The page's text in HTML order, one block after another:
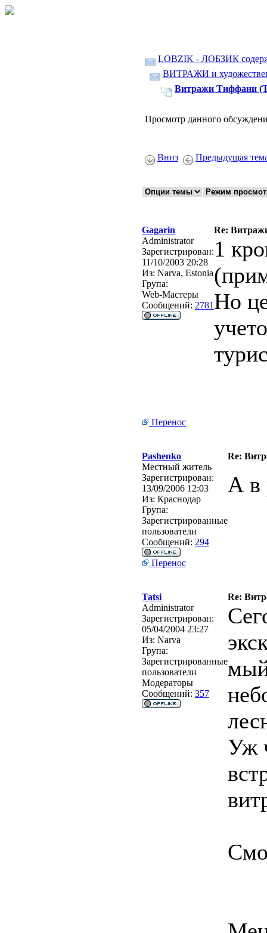
LOBZIK - ЛОБЗИК
ВИТРАЖИ и
Витражи Тиффани
Просмотр данного
Вниз Предыдущая
Gagarin
Re:
Administrator
Зарегистрирован:
11/10/2003 20:28
Из: Narva, Estonia
Група:
Web-Мастеры
Сообщений: 2781
1
Но
Перенос
Pashenko
Re:
Местный житель
Зарегистрирован:
13/09/2006 12:03
Из: Краснодар
Група:
Зарегистрированные
пользователи
Сообщений: 294
А в
Перенос
Tatsi
Re:
Administrator
Зарегистрирован:
05/04/2004 23:27
Из: Narva
Група:
Зарегистрированные
пользователи
Модераторы
Сообщений: 357
Уж